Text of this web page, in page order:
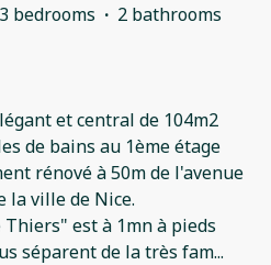
3 bedrooms · 2 bathrooms
et central de 104m2
de bains au 1ème étage
rénové à 50m de l'avenue
la ville de Nice.
est à 1mn à pieds
séparent de la très fam...